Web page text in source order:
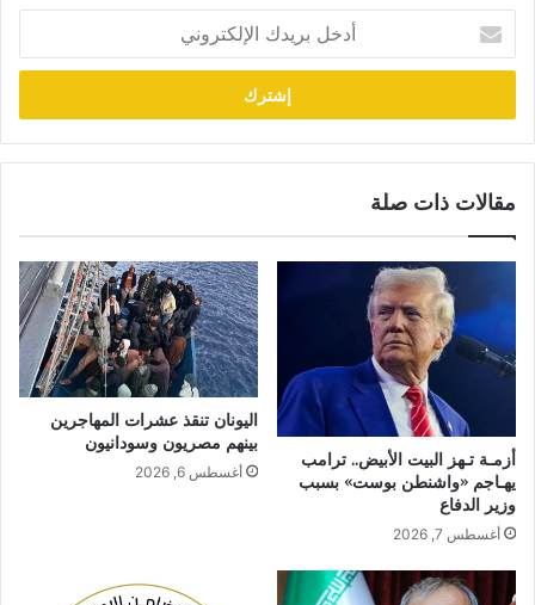
بريدك
الإلكتروني
مقالات ذات صلة
أزمـة تـهز البيت الأبيض.. ترامب
يهـاجم «واشنطن بوست» بسبب
وزير الدفاع
أغسطس 7, 2026
اليونان تنقذ عشرات المهاجرين
بينهم مصريون وسودانيون
أغسطس 6, 2026